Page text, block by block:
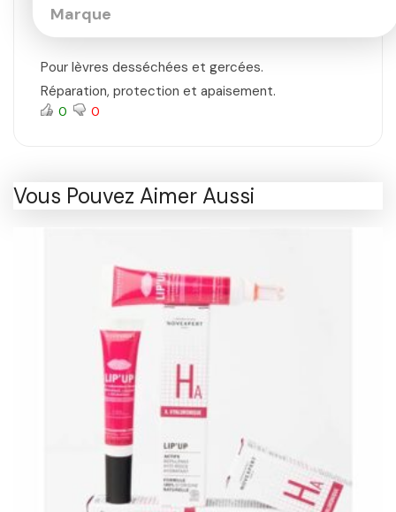
Marque
Pour lèvres desséchées et gercées.
Réparation, protection et apaisement.
0 0
Vous Pouvez Aimer Aussi